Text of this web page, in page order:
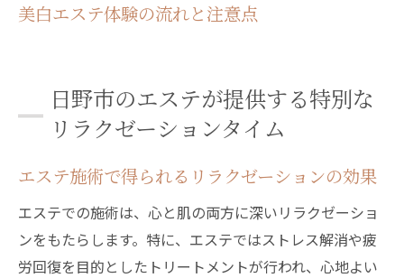
美白エステ体験の流れと注意点
日野市のエステが提供する特別な
リラクゼーションタイム
エステ施術で得られるリラクゼーションの効果
エステでの施術は、心と肌の両方に深いリラクゼーショ
ンをもたらします。特に、エステではストレス解消や疲
労回復を目的としたトリートメントが行われ、心地よい